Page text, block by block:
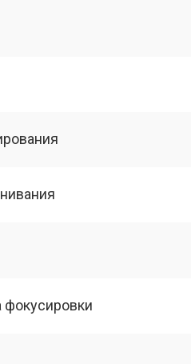
фокусировки